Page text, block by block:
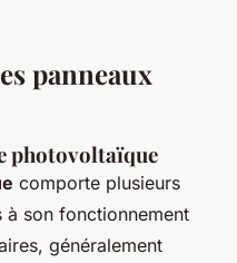
panneaux
photovoltaïque
comporte plusieurs
à son fonctionnement
généralement